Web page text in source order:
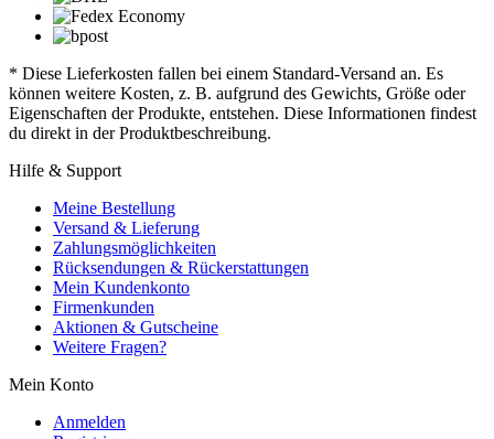
* Diese Lieferkosten fallen bei einem Standard-Versand an. Es
können weitere Kosten, z. B. aufgrund des Gewichts, Größe oder
Eigenschaften der Produkte, entstehen. Diese Informationen findest
du direkt in der Produktbeschreibung.
Hilfe & Support
Meine Bestellung
Versand & Lieferung
Zahlungsmöglichkeiten
Rücksendungen & Rückerstattungen
Mein Kundenkonto
Firmenkunden
Aktionen & Gutscheine
Weitere Fragen?
Mein Konto
Anmelden